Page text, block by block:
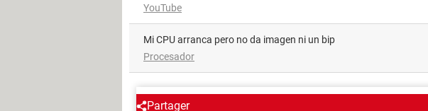
YouTube
Mi CPU arranca pero no da imagen ni un bip
Procesador
Partager
ENCICLOPEDIA